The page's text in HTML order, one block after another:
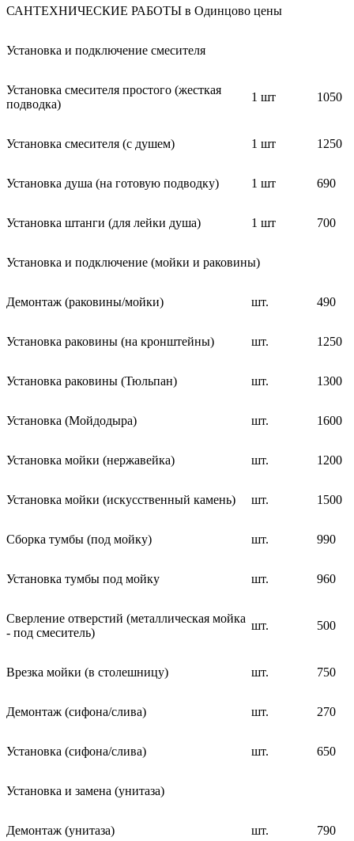
САНТЕХНИЧЕСКИЕ РАБОТЫ в Одинцово цены
Установка и подключение смесителя
Установка смесителя простого (жесткая
подводка)
1 шт 1050
Установка смесителя (с душем) 1 шт 1250
Установка душа (на готовую подводку) 1 шт 690
Установка штанги (для лейки душа) 1 шт 700
Установка и подключение (мойки и раковины)
Демонтаж (раковины/мойки) шт. 490
Установка раковины (на кронштейны) шт. 1250
Установка раковины (Тюльпан) шт. 1300
Установка (Мойдодыра) шт. 1600
Установка мойки (нержавейка) шт. 1200
Установка мойки (искусственный камень) шт. 1500
Сборка тумбы (под мойку) шт. 990
Установка тумбы под мойку шт. 960
Сверление отверстий (металлическая мойка
- под смеситель)
шт. 500
Врезка мойки (в столешницу) шт. 750
Демонтаж (сифона/слива) шт. 270
Установка (сифона/слива) шт. 650
Установка и замена (унитаза)
Демонтаж (унитаза) шт. 790